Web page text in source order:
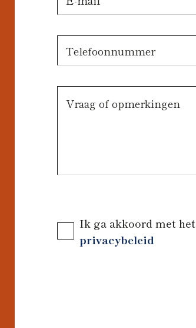
Ik ga akkoord met het
privacybeleid